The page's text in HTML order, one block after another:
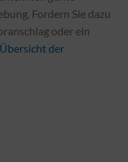
Fordern Sie dazu
oder ein
Übersicht der